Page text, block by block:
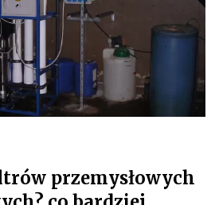
przemysłowych